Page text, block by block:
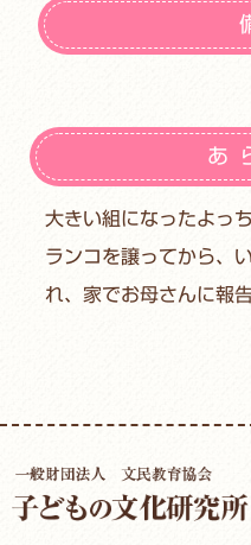
あ
大きい組になったよっ
ランコを譲ってから、
れ、家でお母さんに報